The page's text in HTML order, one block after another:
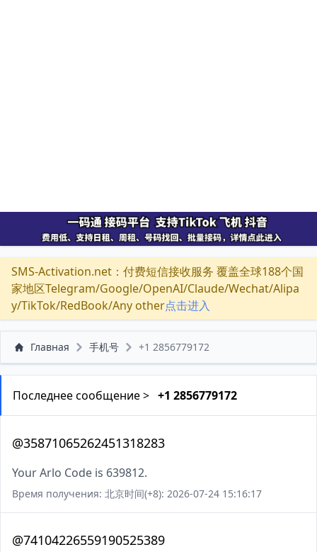
SMS-Activation.net：付费短信接收服务 覆盖全球188个国
家地区Telegram/Google/OpenAI/Claude/Wechat/Alipa
y/TikTok/RedBook/Any other点击进入
Главная 手机号 +1 2856779172
Последнее сообщение > +1 2856779172
@35871065262451318283
Your Arlo Code is 639812.
Время получения: 北京时间(+8): 2026-07-24 15:16:17
@74104226559190525389